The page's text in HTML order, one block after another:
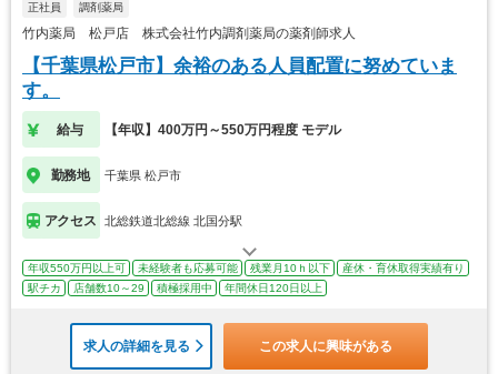
正社員 調剤薬局
竹内薬局 松戸店 株式会社竹内調剤薬局の薬剤師求人
【千葉県松戸市】余裕のある人員配置に努めていま
す。
給与 【年収】400万円～550万円程度 モデル
勤務地 千葉県 松戸市
アクセス 北総鉄道北総線 北国分駅
年収550万円以上可 未経験者も応募可能 残業月10ｈ以下
産休・育休取得実績有り
駅チカ
店舗数10～29 積極採用中 年間休日120日以上
求人の詳細を見る この求人に興味がある